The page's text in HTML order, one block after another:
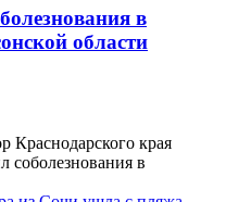
в
области
Краснодарского края
соболезнования в